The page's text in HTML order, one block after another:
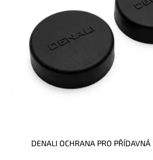
DENALI OCHRANA PRO PŘÍDAVNÁ